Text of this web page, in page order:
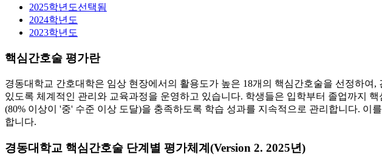
2025학년도선택됨
2024학년도
2023학년도
핵심간호술 평가란
경동대학교 간호대학은 임상 현장에서의 활용도가 높은 18개의 핵심간호술을 선정하여
있도록 체계적인 관리와 교육과정을 운영하고 있습니다. 학생들은 입학부터 졸업까지 핵
(80% 이상이 '중' 수준 이상 도달)을 충족하도록 학습 성과를 지속적으로 관리합니다.
합니다.
경동대학교 핵심간호술 단계별 평가체계(Version 2. 2025년)